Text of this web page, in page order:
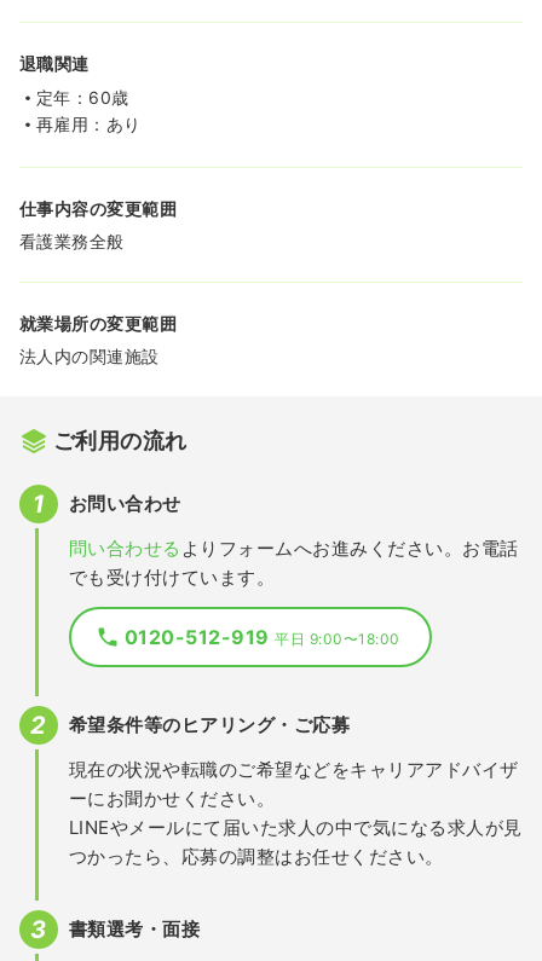
退職関連
定年：60歳
再雇用：あり
仕事内容の変更範囲
看護業務全般
就業場所の変更範囲
法人内の関連施設
ご利用の流れ
お問い合わせ
問い合わせる よりフォームへお進みください。お電話
でも受け付けています。
0120-512-919平日 9:00〜18:00
希望条件等のヒアリング・ご応募
現在の状況や転職のご希望などをキャリアアドバイザ
ーにお聞かせください。
LINEやメールにて届いた求人の中で気になる求人が見
つかったら、応募の調整はお任せください。
書類選考・面接